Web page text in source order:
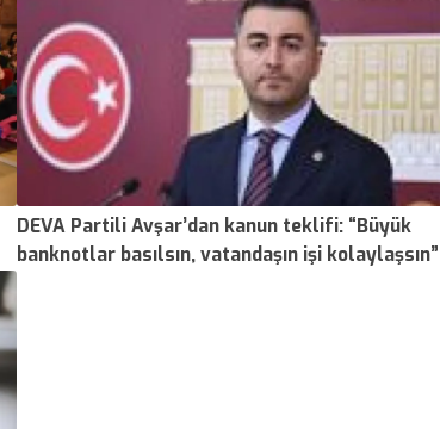
DEVA Partili Avşar’dan kanun teklifi: “Büyük
banknotlar basılsın, vatandaşın işi kolaylaşsın”